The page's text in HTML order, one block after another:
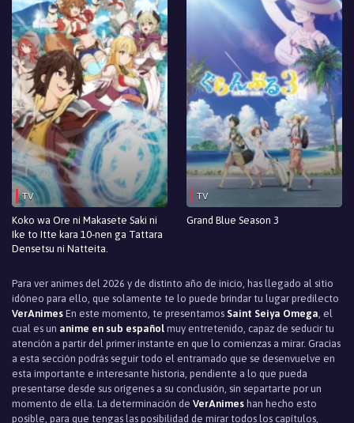
Episodio 72
Episodio 71
Episodio 70
Episodio 69
Episodio 68
Episodio 67
Episodio 66
Episodio 65
Episodio 63
Episodio 62
Episodio 61
Episodio 60
TV
Koko wa Ore ni Makasete Saki ni
Ike to Itte kara 10-nen ga Tattara
Densetsu ni Natteita.
TV
Grand Blue Season 3
Para ver animes del 2026 y de distinto año de inicio, has llegado al sitio
idóneo para ello, que solamente te lo puede brindar tu lugar predilecto
VerAnimes En este momento, te presentamos Saint Seiya Omega , el
cual es un anime en sub español muy entretenido, capaz de seducir tu
atención a partir del primer instante en que lo comienzas a mirar. Gracias
a esta sección podrás seguir todo el entramado que se desenvuelve en
esta importante e interesante historia, pendiente a lo que pueda
presentarse desde sus orígenes a su conclusión, sin separtarte por un
momento de ella. La determinación de VerAnimes han hecho esto
posible, para que tengas las posibilidad de mirar todos los capítulos,